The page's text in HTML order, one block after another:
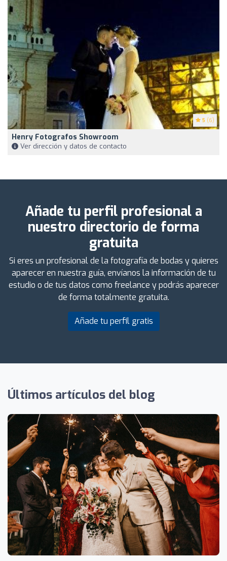
5 (6)
Henry Fotografos Showroom
Ver dirección y datos de contacto
Añade tu perfil profesional a
nuestro directorio de forma
gratuita
Si eres un profesional de la fotografía de bodas y quieres
aparecer en nuestra guía, envíanos la información de tu
estudio o de tus datos como freelance y podrás aparecer
de forma totalmente gratuita.
Añade tu perfil gratis
Últimos artículos del blog